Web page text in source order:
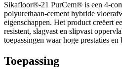
Sikafloor®-21 PurCem® is een 4-
polyurethaan-cement hybride
eigenschappen. Het product creëert
resistent, slagvast en slipvast
toepassingen waar hoge prestaties
Toepassing